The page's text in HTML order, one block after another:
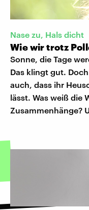
Nase zu, Hals dicht
Wie wir trotz
Sonne, die Tage
Das klingt gut.
auch, dass ihr
lässt. Was weiß die
Zusammenhänge?